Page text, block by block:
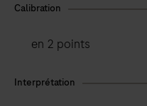
Calibration
en 2 points
Interprétation